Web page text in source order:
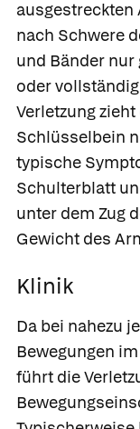
ausgestreckten
nach Schwere
und Bänder nur
oder
Verletzung
Schlüsselbein
typische
Schulterblatt
unter dem Zug
Gewicht des
Klinik
Da bei nahezu
Bewegungen
führt die